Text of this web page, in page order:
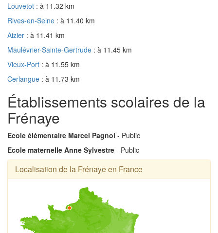
Louvetot : à 11.32 km
Rives-en-Seine : à 11.40 km
Aizier : à 11.41 km
Maulévrier-Sainte-Gertrude : à 11.45 km
Vieux-Port : à 11.55 km
Cerlangue : à 11.73 km
Établissements scolaires de la
Frénaye
Ecole élémentaire Marcel Pagnol - Public
Ecole maternelle Anne Sylvestre - Public
Localisation de la Frénaye en France